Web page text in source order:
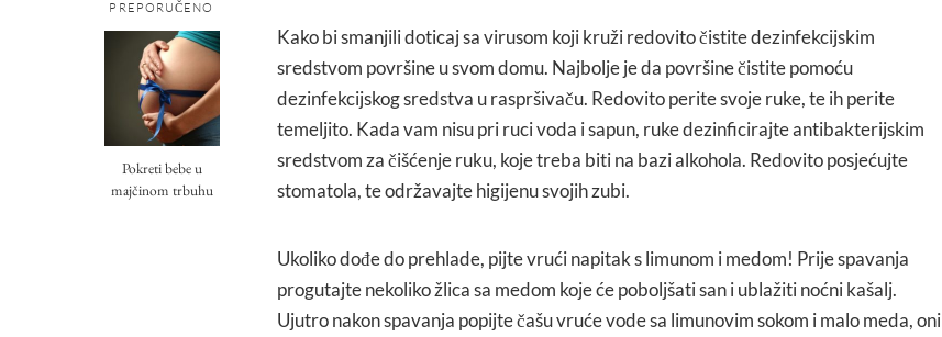
PREPORUČENO
Pokreti bebe u
majčinom trbuhu
Kako bi smanjili doticaj sa virusom koji kruži redovito čistite dezinfekcijskim
sredstvom površine u svom domu. Najbolje je da površine čistite pomoću
dezinfekcijskog sredstva u raspršivaču. Redovito perite svoje ruke, te ih perite
temeljito. Kada vam nisu pri ruci voda i sapun, ruke dezinficirajte antibakterijskim
sredstvom za čišćenje ruku, koje treba biti na bazi alkohola. Redovito posjećujte
stomatola, te održavajte higijenu svojih zubi.
Ukoliko dođe do prehlade, pijte vrući napitak s limunom i medom! Prije spavanja
progutajte nekoliko žlica sa medom koje će poboljšati san i ublažiti noćni kašalj.
Ujutro nakon spavanja popijte čašu vruće vode sa limunovim sokom i malo meda, oni